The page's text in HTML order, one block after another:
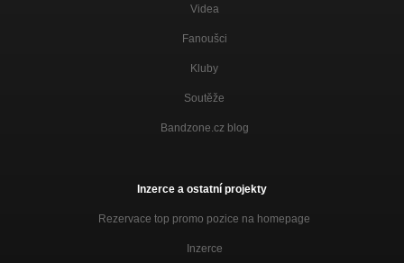
Videa
Fanoušci
Kluby
Soutěže
Bandzone.cz blog
Inzerce a ostatní projekty
Rezervace top promo pozice na homepage
Inzerce